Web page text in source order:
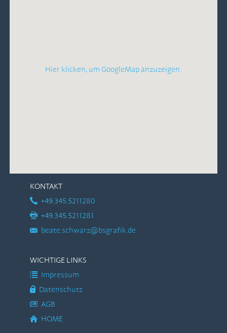
Hier klicken, um GoogleMap anzuzeigen.
KONTAKT
+49.345.5211280
+49.345.5211281
beate.schwarz@bsgrafik.de
WICHTIGE LINKS
Impressum
Datenschutz
AGB
HOME